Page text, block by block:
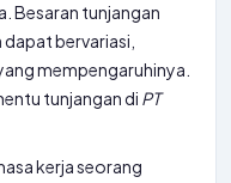
Besaran tunjangan
bervariasi,
mempengaruhinya.
tunjangan di PT
kerja seorang